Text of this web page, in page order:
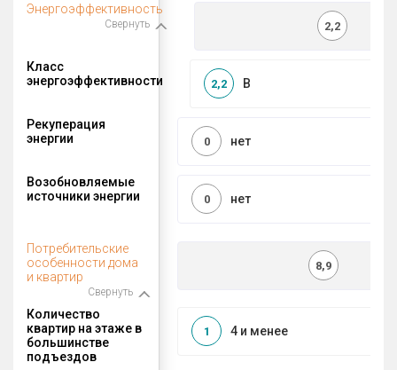
Энергоэффективность
Свернуть 2,2
Класс
энергоэффективности
B
2,2
Рекуперация
энергии
нет
0
Возобновляемые
источники энергии
нет
0
Потребительские
особенности дома
и квартир
Свернуть
8,9
Количество
квартир на этаже в
большинстве
подъездов
4 и менее
1